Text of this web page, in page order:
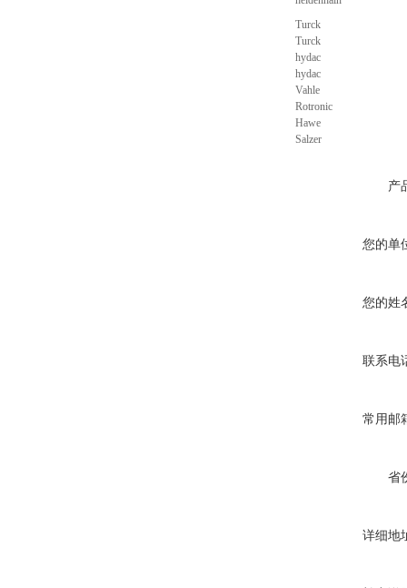
Turck
Turck
hydac
hydac
Vahle
Rotronic
Hawe
Salzer
产
您的单
您的姓
联系电
常用邮
省
详细地